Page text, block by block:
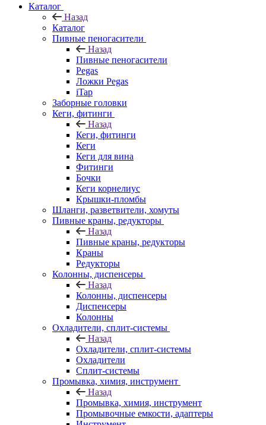
Каталог
Назад
Каталог
Пивные пеногасители
Назад
Пивные пеногасители
Pegas
Ложки Pegas
iTap
Заборные головки
Кеги, фитинги
Назад
Кеги, фитинги
Кеги
Кеги для вина
Фитинги
Бочки
Кеги корнелиус
Крышки-пломбы
Шланги, разветвители, хомуты
Пивные краны, редукторы
Назад
Пивные краны, редукторы
Краны
Редукторы
Колонны, диспенсеры
Назад
Колонны, диспенсеры
Диспенсеры
Колонны
Охладители, сплит-системы
Назад
Охладители, сплит-системы
Охладители
Сплит-системы
Промывка, химия, инструмент
Назад
Промывка, химия, инструмент
Промывочные емкости, адаптеры